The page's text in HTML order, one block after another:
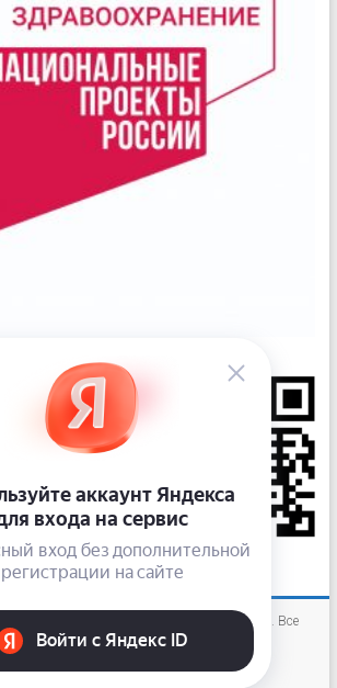
«Новокузнецкий наркологический диспансер»
. Все
права защищены.
WordPress